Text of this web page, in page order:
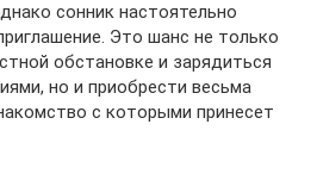
сонник настоятельно
Это шанс не только
обстановке и зарядиться
но и приобрести весьма
с которыми принесет